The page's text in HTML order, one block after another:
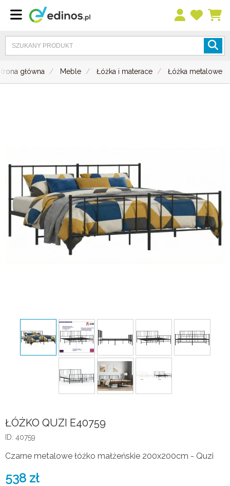
główna Meble Łóżka i materace Łóżka metalowe
ŁÓŻKO QUZI E40759
ID: 40759
Czarne metalowe łóżko małżeńskie 200x200cm - Quzi
538 zł